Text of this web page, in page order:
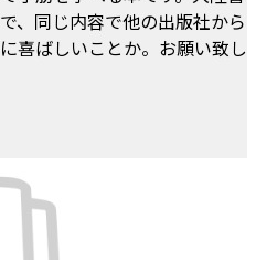
、同じ内容で他の出版社から
喜ばしいことか。お願い致し